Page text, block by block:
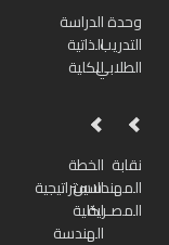
وحدة
التدريب
الطلابي
الدراسة
الذاتية
للكلية
نقابة
المهندسين
المصـرية
الخطة
الاستراتيجية
لكلية
الهندسة